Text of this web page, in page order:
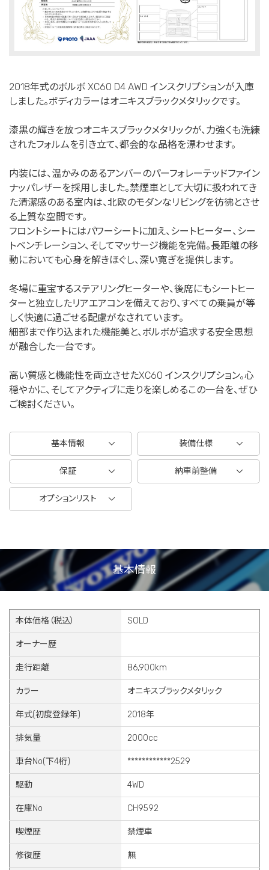
2018年式のボルボ XC60 D4 AWD インスクリプションが入庫
しました。ボディカラーはオニキスブラックメタリックです。
漆黒の輝きを放つオニキスブラックメタリックが、力強くも洗練
されたフォルムを引き立て、都会的な品格を漂わせます。
内装には、温かみのあるアンバーのパーフォレーテッドファイン
ナッパレザーを採用しました。禁煙車として大切に扱われてき
た清潔感のある室内は、北欧のモダンなリビングを彷彿とさせ
る上質な空間です。
フロントシートにはパワーシートに加え、シートヒーター、シー
トベンチレーション、そしてマッサージ機能を完備。長距離の移
動においても心身を解きほぐし、深い寛ぎを提供します。
冬場に重宝するステアリングヒーターや、後席にもシートヒー
ターと独立したリアエアコンを備えており、すべての乗員が等
しく快適に過ごせる配慮がなされています。
細部まで作り込まれた機能美と、ボルボが追求する安全思想
が融合した一台です。
高い質感と機能性を両立させたXC60 インスクリプション。心
穏やかに、そしてアクティブに走りを楽しめるこの一台を、ぜひ
ご検討ください。
基本情報 装備仕様
保証 納車前整備
オプションリスト
基本情報
本体価格（税込） SOLD
オーナー歴
走行距離 86,900km
カラー オニキスブラックメタリック
年式(初度登録年) 2018年
排気量 2000cc
車台No(下4桁) ************2529
駆動 4WD
在庫No CH9592
喫煙歴 禁煙車
修復歴 無